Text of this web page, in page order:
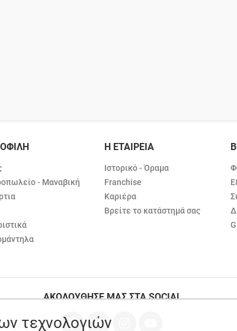
- Μαναβική
Η ΕΤΑΙΡΕΙΑ
Ιστορικό - Όραμα
Franchise
Καριέρα
Βρείτε το κατάστημά σας
ΑΚΟΛΟΥΘΗΣΕ ΜΑΣ ΣΤΑ SOCIAL
τεχνολογιών